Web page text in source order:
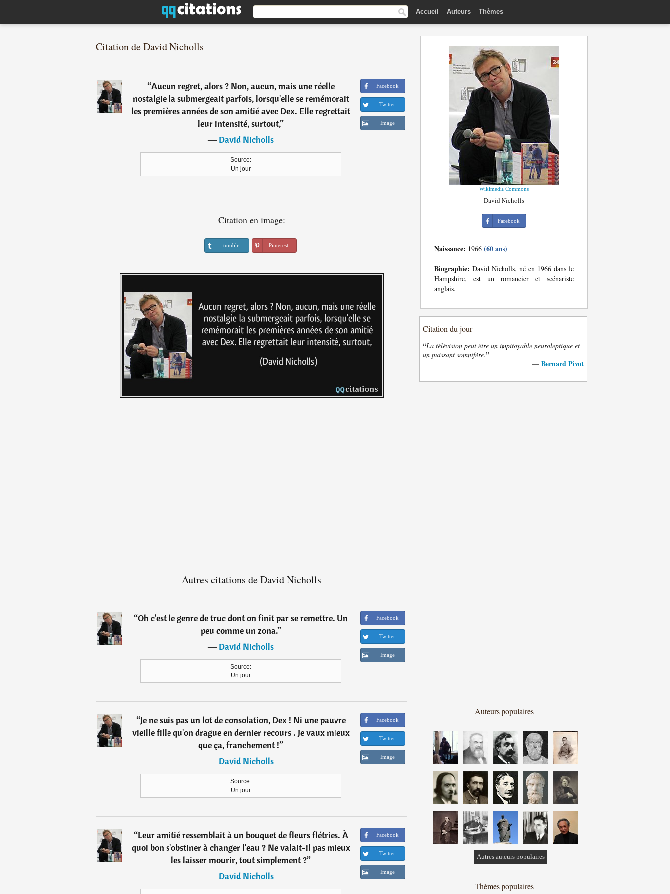
Accueil Auteurs Thèmes
Citation de David Nicholls
“Aucun regret, alors ? Non, aucun, mais une réelle
nostalgie la submergeait parfois, lorsqu'elle se remémorait
les premières années de son amitié avec Dex. Elle regrettait
leur intensité, surtout,”
―David Nicholls
Source:
Un jour
Facebook
Twitter
Image
Citation en image:
tumblr Pinterest
Autres citations de David Nicholls
“Oh c'est le genre de truc dont on finit par se remettre. Un
peu comme un zona.”
―David Nicholls
Source:
Un jour
Facebook
Twitter
Image
“Je ne suis pas un lot de consolation, Dex ! Ni une pauvre
vieille fille qu'on drague en dernier recours . Je vaux mieux
que ça, franchement !”
―David Nicholls
Source:
Un jour
Facebook
Twitter
Image
“Leur amitié ressemblait à un bouquet de fleurs flétries. À
quoi bon s'obstiner à changer l'eau ? Ne valait-il pas mieux
les laisser mourir, tout simplement ?”
―David Nicholls
Facebook
Twitter
Image
Wikimedia Commons
David Nicholls
Facebook
Naissance: 1966 (60 ans)
Biographie: David Nicholls, né en 1966 dans le
Hampshire, est un romancier et scénariste
anglais.
Citation du jour
“La télévision peut être un impitoyable neuroleptique et
un puissant somnifère.”
— Bernard Pivot
Auteurs populaires
Autres auteurs populaires
Thèmes populaires